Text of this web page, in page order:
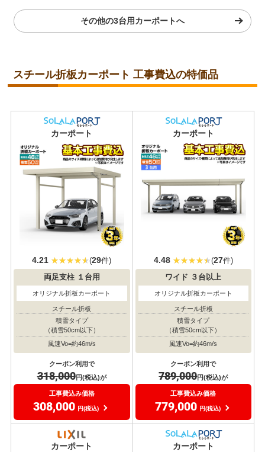
その他の3台用カーポートへ
スチール折板カーポート 工事費込の特価品
カーポート
耐積雪/風圧
4.21 (29件)
両足支柱 １台用
オリジナル折板カーポート
スチール折板
積雪タイプ
（積雪50cm以下）
風速Vo=約46m/s
クーポン利用で
318,000円(税込)が
工事費込み価格
308,000 円(税込)
カーポート
耐積雪/風圧
4.48 (27件)
ワイド ３台以上
オリジナル折板カーポート
スチール折板
積雪タイプ
（積雪50cm以下）
風速Vo=約46m/s
クーポン利用で
789,000円(税込)が
工事費込み価格
779,000 円(税込)
カーポート カーポート